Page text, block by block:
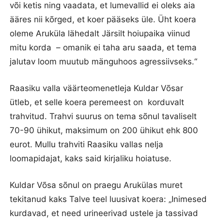
või ketis ning vaadata, et lumevallid ei oleks aia
ääres nii kõrged, et koer pääseks üle. Üht koera
oleme Aruküla lähedalt Järsilt hoiupaika viinud
mitu korda – omanik ei taha aru saada, et tema
jalutav loom muutub mänguhoos agressiivseks.“
Raasiku valla väärteomenetleja Kuldar Võsar
ütleb, et selle koera peremeest on korduvalt
trahvitud. Trahvi suurus on tema sõnul tavaliselt
70-90 ühikut, maksimum on 200 ühikut ehk 800
eurot. Mullu trahviti Raasiku vallas nelja
loomapidajat, kaks said kirjaliku hoiatuse.
Kuldar Võsa sõnul on praegu Arukülas muret
tekitanud kaks Talve teel luusivat koera: „Inimesed
kurdavad, et need urineerivad ustele ja tassivad